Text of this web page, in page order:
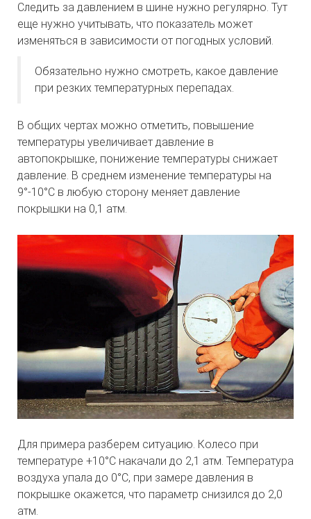
Следить за давлением в шине нужно регулярно. Тут
еще нужно учитывать, что показатель может
изменяться в зависимости от погодных условий.
Обязательно нужно смотреть, какое давление
при резких температурных перепадах.
В общих чертах можно отметить, повышение
температуры увеличивает давление в
автопокрышке, понижение температуры снижает
давление. В среднем изменение температуры на
9°-10°C в любую сторону меняет давление
покрышки на 0,1 атм.
Для примера разберем ситуацию. Колесо при
температуре +10°C накачали до 2,1 атм. Температура
воздуха упала до 0°C, при замере давления в
покрышке окажется, что параметр снизился до 2,0
атм.